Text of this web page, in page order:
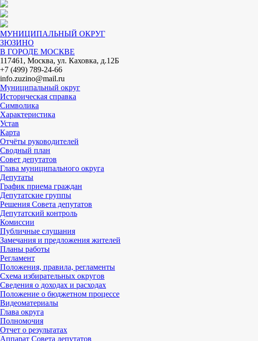
МУНИЦИПАЛЬНЫЙ ОКРУГ
ЗЮЗИНО
В ГОРОДЕ МОСКВЕ
117461, Москва, ул. Каховка, д.12Б
+7 (499) 789-24-66
info.zuzino@mail.ru
Муниципальный округ
Историческая справка
Символика
Характеристика
Устав
Карта
Отчёты руководителей
Сводный план
Совет депутатов
Глава муниципального округа
Депутаты
График приема граждан
Депутатские группы
Решения Совета депутатов
Депутатский контроль
Комиссии
Публичные слушания
Замечания и предложения жителей
Планы работы
Регламент
Положения, правила, регламенты
Схема избирательных округов
Сведения о доходах и расходах
Положение о бюджетном процессе
Видеоматериалы
Глава округа
Полномочия
Отчет о результатах
Аппарат Совета депутатов